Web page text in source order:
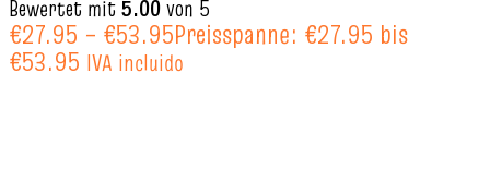
Bewertet mit5.00von 5
€27.95 – €53.95Preisspanne: €27.95 bis
€53.95 IVA incluido